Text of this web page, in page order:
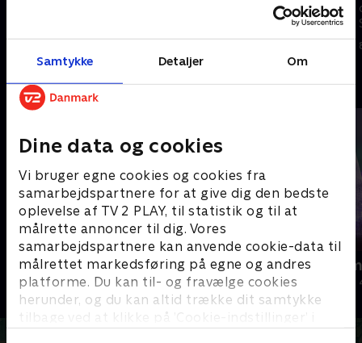
Samtykke Detaljer Om
Dine data og cookies
Vi bruger egne cookies og cookies fra
samarbejdspartnere for at give dig den bedste
oplevelse af TV 2 PLAY, til statistik og til at
målrette annoncer til dig. Vores
samarbejdspartnere kan anvende cookie-data til
målrettet markedsføring på egne og andres
platforme. Du kan til- og fravælge cookies
herunder, og du kan altid trække dit samtykke
tilbage ved at klikke på ’Cookie-indstillinger’ i
fremstå glitrende og rene
West Sussex, hvor ejerne
Debra og Jamie Tombs påstår
at tilbyde en palæ-oplevelse
Andre så også
Jul på slottet - Warwick
2020 • Livsstil • 46 min
Julelys for
2022 • Livsstil •